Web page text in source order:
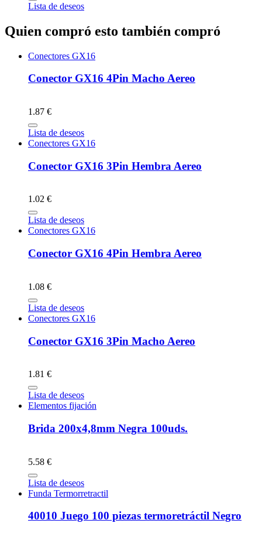
Lista de deseos
Quien compró esto también compró
Conectores GX16
Conector GX16 4Pin Macho Aereo
1.87 €
Lista de deseos
Conectores GX16
Conector GX16 3Pin Hembra Aereo
1.02 €
Lista de deseos
Conectores GX16
Conector GX16 4Pin Hembra Aereo
1.08 €
Lista de deseos
Conectores GX16
Conector GX16 3Pin Macho Aereo
1.81 €
Lista de deseos
Elementos fijación
Brida 200x4,8mm Negra 100uds.
5.58 €
Lista de deseos
Funda Termorretractil
40010 Juego 100 piezas termoretráctil Negro